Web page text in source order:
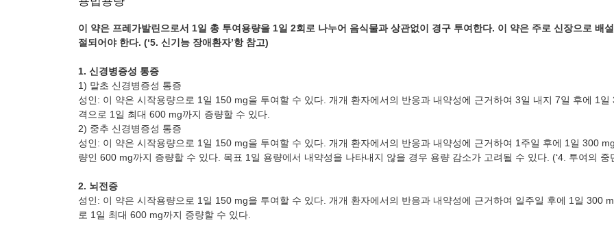
이 약은 프레가발린으로서 1일 총 투여용량을 1일 2회로 나누어 음식물과 상관없이 경구 투여한다. 이 약은 주로 신장으로 배
절되어야 한다. (‘5. 신기능 장애환자’항 참고)
1. 신경병증성 통증
1) 말초 신경병증성 통증
성인: 이 약은 시작용량으로 1일 150 mg을 투여할 수 있다. 개개 환자에서의 반응과 내약성에 근거하여 3일 내지 7일 후에 1일
격으로 1일 최대 600 mg까지 증량할 수 있다.
2) 중추 신경병증성 통증
성인: 이 약은 시작용량으로 1일 150 mg을 투여할 수 있다. 개개 환자에서의 반응과 내약성에 근거하여 1주일 후에 1일 300 mg
량인 600 mg까지 증량할 수 있다. 목표 1일 용량에서 내약성을 나타내지 않을 경우 용량 감소가 고려될 수 있다. (‘4. 투여의 중
2. 뇌전증
성인: 이 약은 시작용량으로 1일 150 mg을 투여할 수 있다. 개개 환자에서의 반응과 내약성에 근거하여 일주일 후에 1일 300
로 1일 최대 600 mg까지 증량할 수 있다.